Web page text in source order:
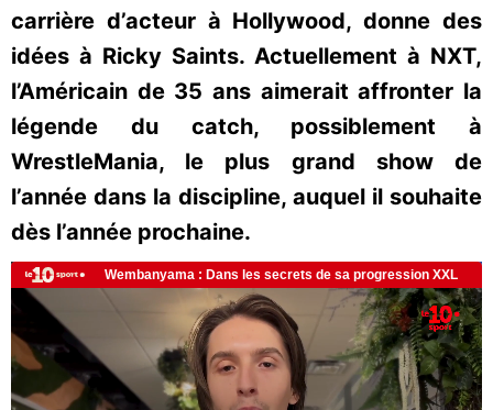
carrière d’acteur à Hollywood, donne des
idées à Ricky Saints. Actuellement à NXT,
l’Américain de 35 ans aimerait affronter la
légende du catch, possiblement à
WrestleMania, le plus grand show de
l’année dans la discipline, auquel il souhaite
dès l’année prochaine.